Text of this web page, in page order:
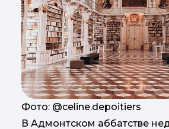
Фото: @celine.depoitiers
В Адмонтском аббатстве